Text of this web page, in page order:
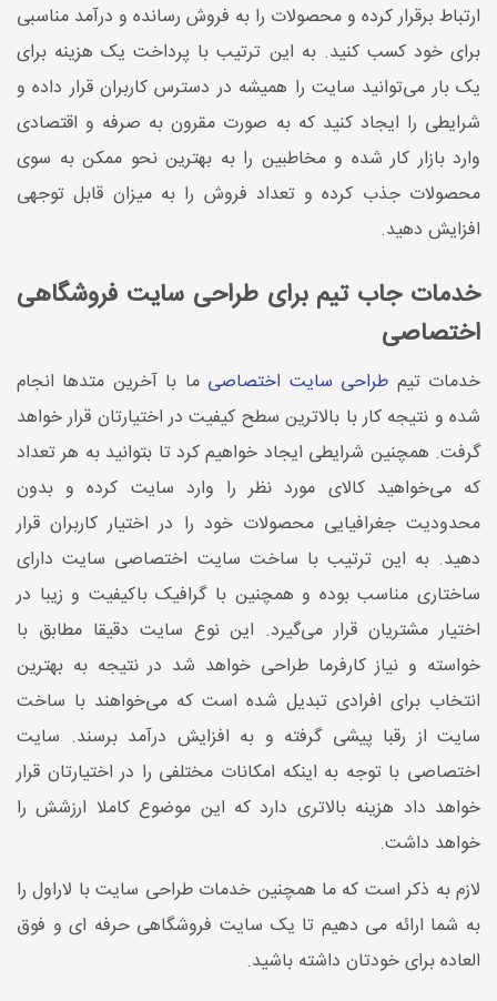
ارتباط برقرار کرده و محصولات را به فروش رسانده و درآمد مناسبی
برای خود کسب کنید. به این ترتیب با پرداخت یک هزینه برای
یک بار می‌توانید سایت را همیشه در دسترس کاربران قرار داده و
شرایطی را ایجاد کنید که به صورت مقرون به صرفه و اقتصادی
وارد بازار کار شده و مخاطبین را به بهترین نحو ممکن به سوی
محصولات جذب کرده و تعداد فروش را به میزان قابل توجهی
افزایش دهید.
خدمات جاب تیم برای طراحی سایت فروشگاهی
اختصاصی
خدمات تیم طراحی سایت اختصاصی ما با آخرین متدها انجام
شده و نتیجه کار با بالاترین سطح کیفیت در اختیارتان قرار خواهد
گرفت. همچنین شرایطی ایجاد خواهیم کرد تا بتوانید به هر تعداد
که می‌خواهید کالای مورد نظر را وارد سایت کرده و بدون
محدودیت جغرافیایی محصولات خود را در اختیار کاربران قرار
دهید. به این ترتیب با ساخت سایت اختصاصی سایت دارای
ساختاری مناسب بوده و همچنین با گرافیک باکیفیت و زیبا در
اختیار مشتریان قرار می‌گیرد. این نوع سایت دقیقا مطابق با
خواسته و نیاز کارفرما طراحی خواهد شد در نتیجه به بهترین
انتخاب برای افرادی تبدیل شده است که می‌خواهند با ساخت
سایت از رقبا پیشی گرفته و به افزایش درآمد برسند. سایت
اختصاصی با توجه به اینکه امکانات مختلفی را در اختیارتان قرار
خواهد داد هزینه بالاتری دارد که این موضوع کاملا ارزشش را
خواهد داشت.
لازم به ذکر است که ما همچنین خدمات طراحی سایت با لاراول را
به شما ارائه می دهیم تا یک سایت فروشگاهی حرفه ای و فوق
العاده برای خودتان داشته باشید.